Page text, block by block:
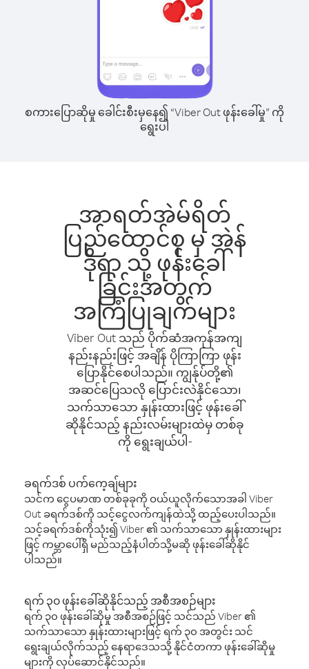
စကားပြောဆိုမှု ခေါင်းစီးမှနေ၍ “Viber Out ဖုန်းခေါ်မှု” ကို
ရွေးပါ
အာရတ်အဲမ်ရိတ်
ပြည်ထောင်စု မှ အဲန်
ဒိုရာ သို့ ဖုန်းခေါ်
ခြင်းအတွက်
အကြံပြုချက်များ
Viber Out သည် ပိုက်ဆံအကုန်အကျ
နည်းနည်းဖြင့် အချိန် ပိုကြာကြာ ဖုန်း
ပြောနိုင်စေပါသည်။ ကျွန်ုပ်တို့၏
အဆင်ပြေသလို ပြောင်းလဲနိုင်သော၊
သက်သာသော နှုန်းထားဖြင့် ဖုန်းခေါ်
ဆိုနိုင်သည့် နည်းလမ်းများထဲမှ တစ်ခု
ကို ရွေးချယ်ပါ-
ခရက်ဒစ် ပက်ကေ့ချ်များ
သင်က ငွေပမာဏ တစ်ခုခုကို ဝယ်ယူလိုက်သောအခါ Viber
Out ခရက်ဒစ်ကို သင့်ငွေလက်ကျန်ထဲသို့ ထည့်ပေးပါသည်။
သင့်ခရက်ဒစ်ကိုသုံး၍ Viber ၏ သက်သာသော နှုန်းထားများ
ဖြင့် ကမ္ဘာပေါ်ရှိ မည်သည့်နံပါတ်သို့မဆို ဖုန်းခေါ်ဆိုနိုင်
ပါသည်။
ရက် ၃၀ ဖုန်းခေါ်ဆိုနိုင်သည့် အစီအစဉ်များ
ရက် ၃၀ ဖုန်းခေါ်ဆိုမှု အစီအစဉ်ဖြင့် သင်သည် Viber ၏
သက်သာသော နှုန်းထားများဖြင့် ရက် ၃၀ အတွင်း သင်
ရွေးချယ်လိုက်သည့် နေရာဒေသသို့ နိုင်ငံတကာ ဖုန်းခေါ်ဆိုမှု
များကို လုပ်ဆောင်နိုင်သည်။